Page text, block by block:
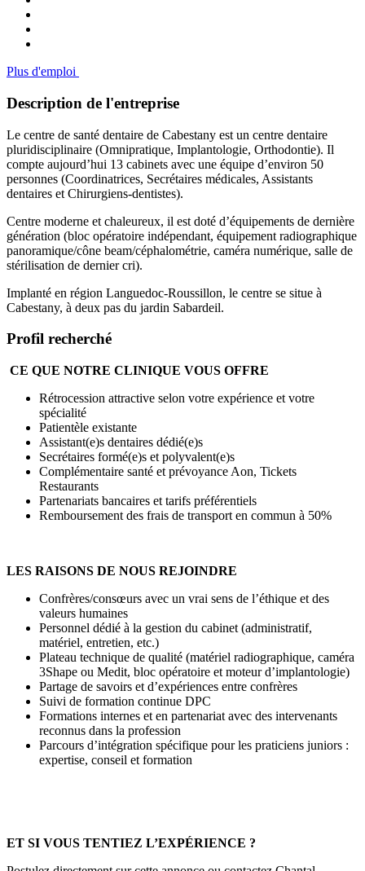
Plus d'emploi
Description de l'entreprise
Le centre de santé dentaire de Cabestany est un centre dentaire
pluridisciplinaire (Omnipratique, Implantologie, Orthodontie). Il
compte aujourd’hui 13 cabinets avec une équipe d’environ 50
personnes (Coordinatrices, Secrétaires médicales, Assistants
dentaires et Chirurgiens-dentistes).
Centre moderne et chaleureux, il est doté d’équipements de dernière
génération (bloc opératoire indépendant, équipement radiographique
panoramique/cône beam/céphalométrie, caméra numérique, salle de
stérilisation de dernier cri).
Implanté en région Languedoc-Roussillon, le centre se situe à
Cabestany, à deux pas du jardin Sabardeil.
Profil recherché
CE QUE NOTRE CLINIQUE VOUS OFFRE
Rétrocession attractive selon votre expérience et votre
spécialité
Patientèle existante
Assistant(e)s dentaires dédié(e)s
Secrétaires formé(e)s et polyvalent(e)s
Complémentaire santé et prévoyance Aon, Tickets
Restaurants
Partenariats bancaires et tarifs préférentiels
Remboursement des frais de transport en commun à 50%
LES RAISONS DE NOUS REJOINDRE
Confrères/consœurs avec un vrai sens de l’éthique et des
valeurs humaines
Personnel dédié à la gestion du cabinet (administratif,
matériel, entretien, etc.)
Plateau technique de qualité (matériel radiographique, caméra
3Shape ou Medit, bloc opératoire et moteur d’implantologie)
Partage de savoirs et d’expériences entre confrères
Suivi de formation continue DPC
Formations internes et en partenariat avec des intervenants
reconnus dans la profession
Parcours d’intégration spécifique pour les praticiens juniors :
expertise, conseil et formation
ET SI VOUS TENTIEZ L’EXPÉRIENCE ?